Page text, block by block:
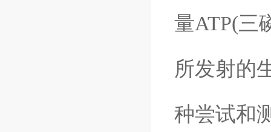
量ATP(三
所发射的
种尝试和